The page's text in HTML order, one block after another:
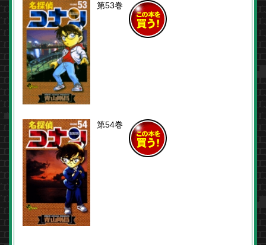
第53巻
第54巻